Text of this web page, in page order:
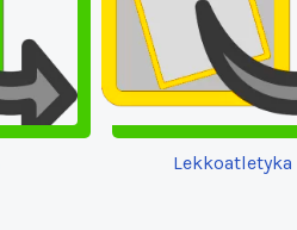
Lekkoatletyka